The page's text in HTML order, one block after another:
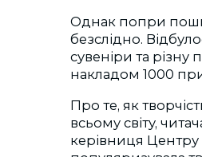
Однак попри
безслідно.
сувеніри та різну
накладом 1000
Про те, як
всьому світу,
керівниця Центру